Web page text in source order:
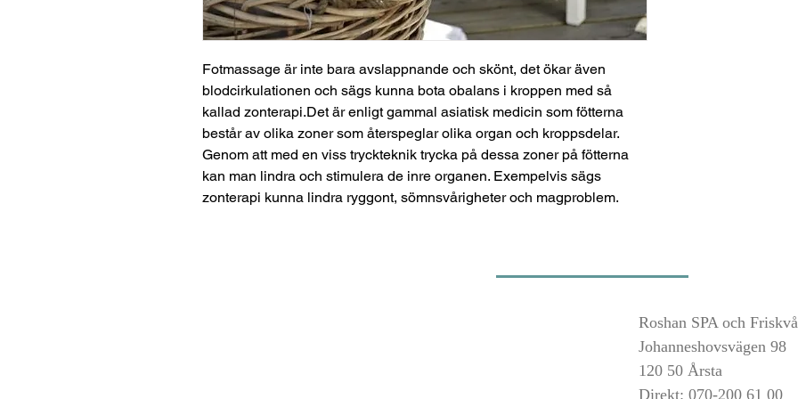
Fotmassage är inte bara avslappnande och skönt, det ökar även
blodcirkulationen och sägs kunna bota obalans i kroppen med så
kallad zonterapi.Det är enligt gammal asiatisk medicin som fötterna
består av olika zoner som återspeglar olika organ och kroppsdelar.
Genom att med en viss tryckteknik trycka på dessa zoner på fötterna
kan man lindra och stimulera de inre organen. Exempelvis sägs
zonterapi kunna lindra ryggont, sömnsvårigheter och magproblem.
Roshan SPA och
Johanneshovsvägen 98
120 50 Årsta
Direkt: 070-200 61 00